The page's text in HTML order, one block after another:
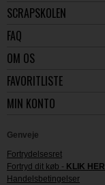
SCRAPSKOLEN
FAQ
OM OS
FAVORITLISTE
MIN KONTO
Genveje
Fortrydelsesret
Fortryd dit køb - KLIK HER
Handelsbetingelser